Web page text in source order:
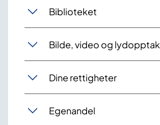
Biblioteket
Bilde, video og lydopptak
Dine rettigheter
Egenandel